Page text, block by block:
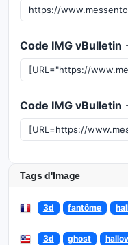
Code IMG vBulletin
Code IMG vBulletin
Tags d'Image
3d fantôme
3d ghost